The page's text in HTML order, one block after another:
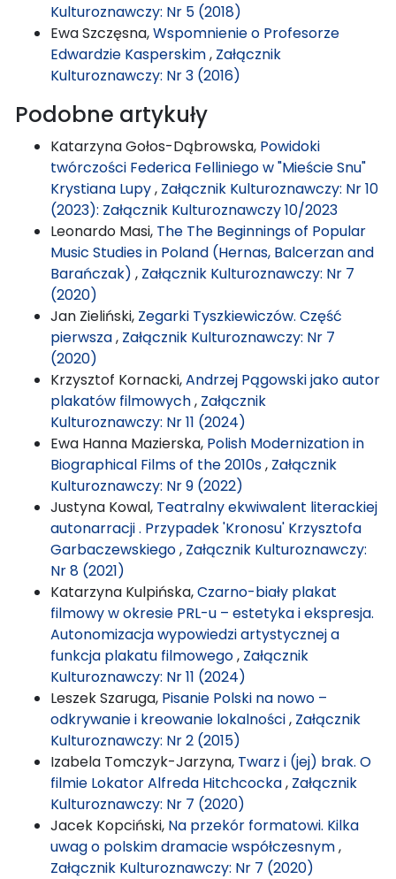
Kulturoznawczy: Nr 5 (2018)
Ewa Szczęsna,Wspomnienie o Profesorze
Edwardzie Kasperskim, Załącznik
Kulturoznawczy: Nr 3 (2016)
Podobne artykuły
Katarzyna Gołos-Dąbrowska, Powidoki
twórczości Federica Felliniego w "Mieście Snu"
Krystiana Lupy, Załącznik Kulturoznawczy: Nr 10
(2023): Załącznik Kulturoznawczy 10/2023
Leonardo Masi, The The Beginnings of Popular
Music Studies in Poland (Hernas, Balcerzan and
Barańczak) , Załącznik Kulturoznawczy: Nr 7
(2020)
Jan Zieliński, Zegarki Tyszkiewiczów. Część
pierwsza, Załącznik Kulturoznawczy: Nr 7
(2020)
Krzysztof Kornacki,Andrzej Pągowski jako autor
plakatów filmowych, Załącznik
Kulturoznawczy: Nr 11 (2024)
Ewa Hanna Mazierska, Polish Modernization in
Biographical Films of the 2010s, Załącznik
Kulturoznawczy: Nr 9 (2022)
Justyna Kowal, Teatralny ekwiwalent literackiej
autonarracji . Przypadek 'Kronosu' Krzysztofa
Garbaczewskiego, Załącznik Kulturoznawczy:
Nr 8 (2021)
Katarzyna Kulpińska,Czarno-biały plakat
filmowy w okresie PRL-u – estetyka i ekspresja.
Autonomizacja wypowiedzi artystycznej a
funkcja plakatu filmowego, Załącznik
Kulturoznawczy: Nr 11 (2024)
Leszek Szaruga, Pisanie Polski na nowo –
odkrywanie i kreowanie lokalności, Załącznik
Kulturoznawczy: Nr 2 (2015)
Izabela Tomczyk-Jarzyna, Twarz i (jej) brak. O
filmie Lokator Alfreda Hitchcocka, Załącznik
Kulturoznawczy: Nr 7 (2020)
Jacek Kopciński, Na przekór formatowi. Kilka
uwag o polskim dramacie współczesnym,
Załącznik Kulturoznawczy: Nr 7 (2020)